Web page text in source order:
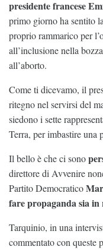
presidente francese
primo giorno ha sentito
proprio rammarico per
all’inclusione nella
all’aborto.
Come ti dicevamo, il
ritegno nel servirsi del
siedono i sette
Terra, per imbastire una
Il bello è che ci sono
direttore di Avvenire
Partito Democratico
fare propaganda sia
Tarquinio, in una
commentato con queste